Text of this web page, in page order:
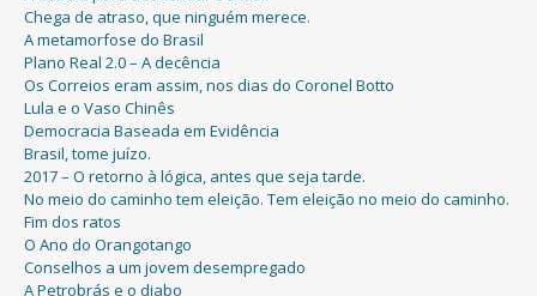
Chega de atraso, que ninguém merece.
A metamorfose do Brasil
Plano Real 2.0 – A decência
Os Correios eram assim, nos dias do Coronel Botto
Lula e o Vaso Chinês
Democracia Baseada em Evidência
Brasil, tome juízo.
2017 – O retorno à lógica, antes que seja tarde.
No meio do caminho tem eleição. Tem eleição no meio do caminho.
Fim dos ratos
O Ano do Orangotango
Conselhos a um jovem desempregado
A Petrobrás e o diabo